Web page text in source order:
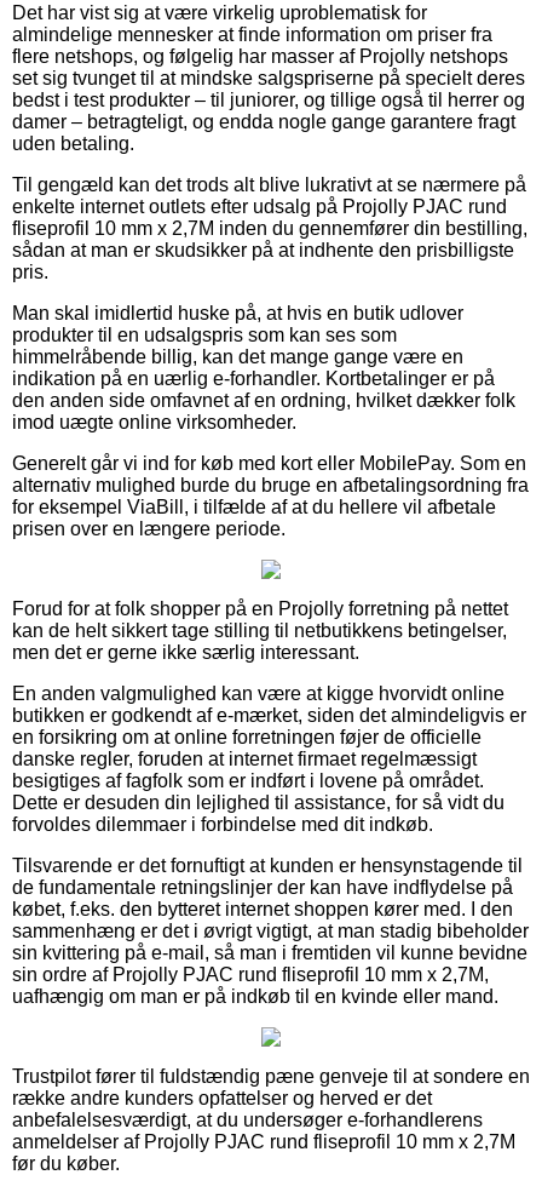
Det har vist sig at være virkelig uproblematisk for
almindelige mennesker at finde information om priser fra
flere netshops, og følgelig har masser af Projolly netshops
set sig tvunget til at mindske salgspriserne på specielt deres
bedst i test produkter – til juniorer, og tillige også til herrer og
damer – betragteligt, og endda nogle gange garantere fragt
uden betaling.
Til gengæld kan det trods alt blive lukrativt at se nærmere på
enkelte internet outlets efter udsalg på Projolly PJAC rund
fliseprofil 10 mm x 2,7M inden du gennemfører din bestilling,
sådan at man er skudsikker på at indhente den prisbilligste
pris.
Man skal imidlertid huske på, at hvis en butik udlover
produkter til en udsalgspris som kan ses som
himmelråbende billig, kan det mange gange være en
indikation på en uærlig e-forhandler. Kortbetalinger er på
den anden side omfavnet af en ordning, hvilket dækker folk
imod uægte online virksomheder.
Generelt går vi ind for køb med kort eller MobilePay. Som en
alternativ mulighed burde du bruge en afbetalingsordning fra
for eksempel ViaBill, i tilfælde af at du hellere vil afbetale
prisen over en længere periode.
Forud for at folk shopper på en Projolly forretning på nettet
kan de helt sikkert tage stilling til netbutikkens betingelser,
men det er gerne ikke særlig interessant.
En anden valgmulighed kan være at kigge hvorvidt online
butikken er godkendt af e-mærket, siden det almindeligvis er
en forsikring om at online forretningen føjer de officielle
danske regler, foruden at internet firmaet regelmæssigt
besigtiges af fagfolk som er indført i lovene på området.
Dette er desuden din lejlighed til assistance, for så vidt du
forvoldes dilemmaer i forbindelse med dit indkøb.
Tilsvarende er det fornuftigt at kunden er hensynstagende til
de fundamentale retningslinjer der kan have indflydelse på
købet, f.eks. den bytteret internet shoppen kører med. I den
sammenhæng er det i øvrigt vigtigt, at man stadig bibeholder
sin kvittering på e-mail, så man i fremtiden vil kunne bevidne
sin ordre af Projolly PJAC rund fliseprofil 10 mm x 2,7M,
uafhængig om man er på indkøb til en kvinde eller mand.
Trustpilot fører til fuldstændig pæne genveje til at sondere en
række andre kunders opfattelser og herved er det
anbefalelsesværdigt, at du undersøger e-forhandlerens
anmeldelser af Projolly PJAC rund fliseprofil 10 mm x 2,7M
før du køber.